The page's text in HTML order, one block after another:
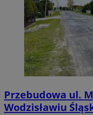
Przebudowa ul.
Wodzisławiu